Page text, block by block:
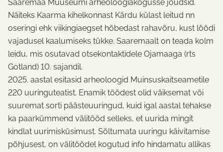
Saaremaa Muuseumi arheoloogiakogusse jõudsid.
Näiteks Kaarma kihelkonnast Kärdu külast leitud nn
oseringi ehk viikingiaegset hõbedast rahavõru, kust löödi
vajadusel kaalumiseks tükke. Saaremaalt on teada kolm
leidu, mis osutavad otsekontaktidele Ojamaaga (rts
Gotland) 10. sajandil.
2025. aastal esitasid arheoloogid Muinsuskaitseametile
220 uuringuteatist. Enamik töödest olid väiksemat või
suuremat sorti päästeuuringud, kuid igal aastal tehakse
ka paarkümmend välitööd selleks, et uurida mingit
kindlat uurimisküsimust. Sõltumata uuringu käivitamise
põhjusest, on välitöödel kogutud info hindamatu allikas